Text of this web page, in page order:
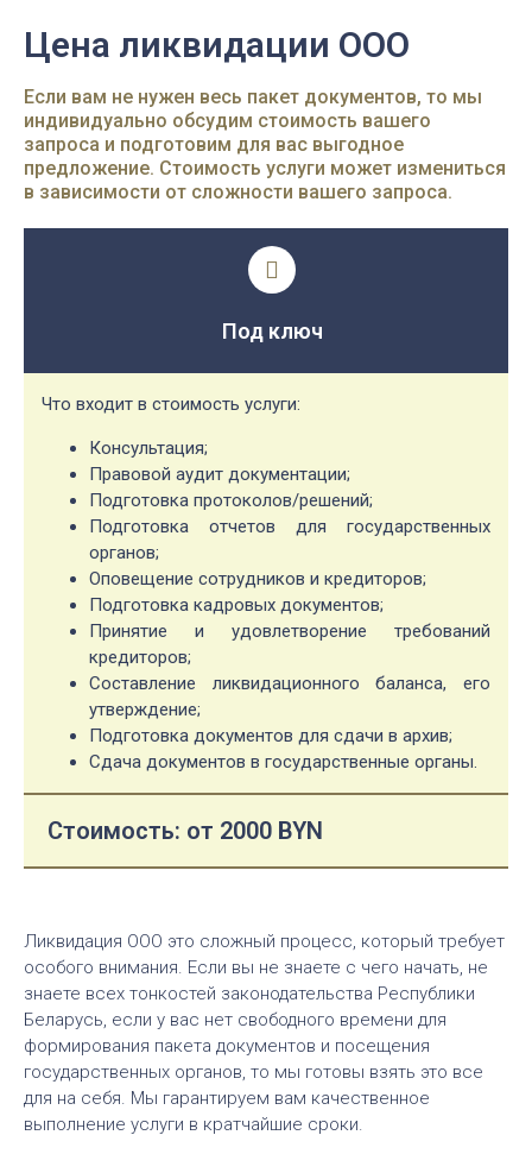
Цена ликвидации ООО
Если вам не нужен весь пакет документов, то мы
индивидуально обсудим стоимость вашего
запроса и подготовим для вас выгодное
предложение. Стоимость услуги может измениться
в зависимости от сложности вашего запроса.
Под ключ
Что входит в стоимость услуги:
Консультация;
Правовой аудит документации;
Подготовка протоколов/решений;
Подготовка отчетов для государственных
органов;
Оповещение сотрудников и кредиторов;
Подготовка кадровых документов;
Принятие и удовлетворение требований
кредиторов;
Составление ликвидационного баланса, его
утверждение;
Подготовка документов для сдачи в архив;
Сдача документов в государственные органы.
Стоимость: от 2000 BYN
Ликвидация ООО это сложный процесс, который требует
особого внимания. Если вы не знаете с чего начать, не
знаете всех тонкостей законодательства Республики
Беларусь, если у вас нет свободного времени для
формирования пакета документов и посещения
государственных органов, то мы готовы взять это все
для на себя. Мы гарантируем вам качественное
выполнение услуги в кратчайшие сроки.